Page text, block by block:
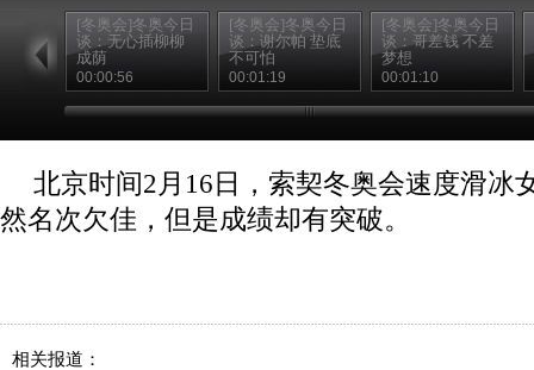
[冬奥会]冬奥今日
谈：无心插柳柳
成荫
00:00:56
[冬奥会]冬奥今日
谈：谢尔帕 垫底
不可怕
00:01:19
[冬奥会]冬奥今日
谈：哥差钱 不差
梦想
00:01:10
北京时间2月16日，索契冬奥会速度滑冰
然名次欠佳，但是成绩却有突破。
相关报道：